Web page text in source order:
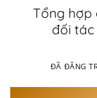
Tổng hợp
đối tác
ĐÃ ĐĂNG